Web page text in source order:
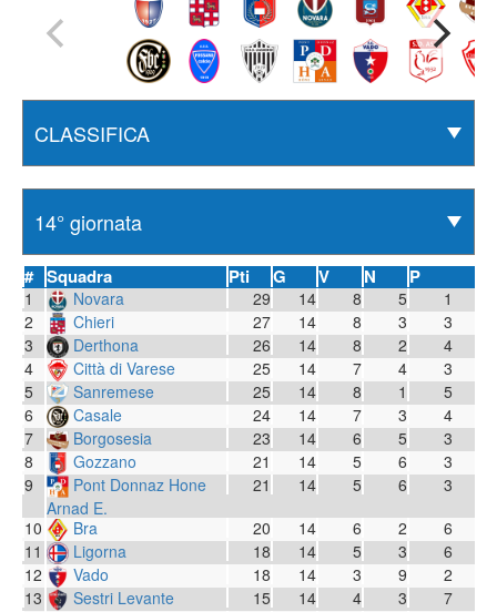
# Squadra Pti G V N P
1 Novara 29 14 8 5
1
2
Chieri 27 14 8 3
3
3
Derthona 26 14 8 2
4
4
Città di Varese 25 14 7 4
3
5
Sanremese 25 14 8 1
5
6
Casale 24 14 7 3
4
7
Borgosesia 23 14 6 5
3
8
Gozzano 21 14 5 6
3
9
Pont Donnaz Hone
Arnad E.
21 14 5 6
3
10
Bra 20 14 6 2
6
11
Ligorna 18 14 5 3
6
12
Vado 18 14 3 9
2
13
Sestri Levante 15 14 4 3
7